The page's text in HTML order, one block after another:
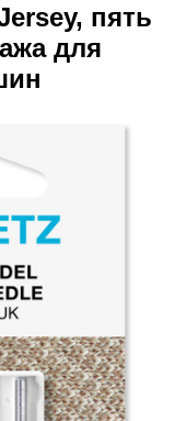
пять
для